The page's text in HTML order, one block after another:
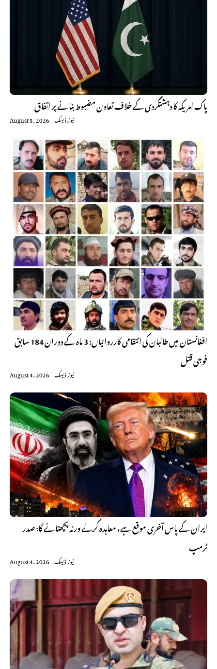
پاک امریکہ کا دہشتگردی کے خلاف تعاون مضبوط بنانے پر اتفاق
August 5, 2026 نیوز ڈیسک
افغانستان میں طالبان کی انتقامی کارروائیاں: 3 ماہ کے دوران 184 سابق
فوجی قتل
August 4, 2026 نیوز ڈیسک
ایران کے پاس آخری موقع ہے، معاہدہ کرلے ورنہ پچھتائے گا: صدر
ٹرمپ
August 4, 2026 نیوز ڈیسک